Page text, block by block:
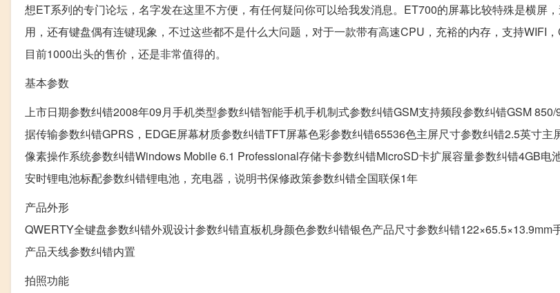
想ET系列的专门论坛，名字发在这里不方便，有任何疑问你可以给我发消息。ET700的屏幕比较特殊是横屏
用，还有键盘偶有连键现象，不过这些都不是什么大问题，对于一款带有高速CPU，充裕的内存，支持WIFI，
目前1000出头的售价，还是非常值得的。
基本参数
上市日期参数纠错2008年09月手机类型参数纠错智能手机手机制式参数纠错GSM支持频段参数纠错GSM
据传输参数纠错GPRS，EDGE屏幕材质参数纠错TFT屏幕色彩参数纠错65536色主屏尺寸参数纠错2.5英寸主
像素操作系统参数纠错Windows Mobile 6.1 Professional存储卡参数纠错MicroSD卡扩展容量参数纠错4GB电
安时锂电池标配参数纠错锂电池，充电器，说明书保修政策参数纠错全国联保1年
产品外形
QWERTY全键盘参数纠错外观设计参数纠错直板机身颜色参数纠错银色产品尺寸参数纠错122×65.5×13.9mm
产品天线参数纠错内置
拍照功能